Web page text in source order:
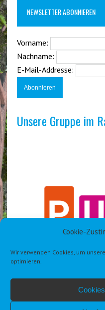
Cookie-
Wir verwenden Cookies, um
optimieren.
NEWSLETTER ABONNIEREN
Vorname:
Nachname:
E-Mail-Addresse:
Unsere Gruppe im